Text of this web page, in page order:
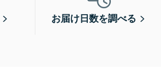
お届け日数を調べる